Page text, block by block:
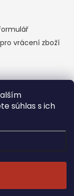
súhlas s ich
vrácení zboží
mi-ma.cz